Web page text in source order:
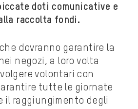
doti comunicative e
raccolta fondi.
dovranno garantire la
negozi, a loro volta
volontari con
tutte le giornate
il raggiungimento degli